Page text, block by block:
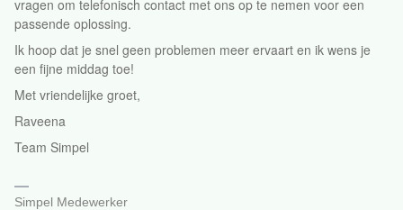
vragen om telefonisch contact met ons op te nemen voor een
passende oplossing.
Ik hoop dat je snel geen problemen meer ervaart en ik wens je
een fijne middag toe!
Met vriendelijke groet,
Raveena
Team Simpel
Simpel Medewerker